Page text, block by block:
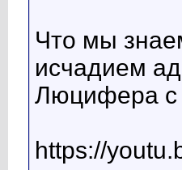
Что мы
исчадием
Люцифера с
https://